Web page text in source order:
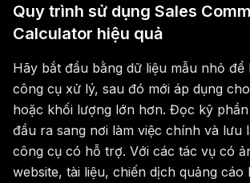
Quy trình sử dụng Sales
Calculator hiệu quả
Hãy bắt đầu bằng dữ liệu mẫu nhỏ để
công cụ xử lý, sau đó mới áp dụng
hoặc khối lượng lớn hơn. Đọc kỹ
đầu ra sang nơi làm việc chính và lưu
công cụ có hỗ trợ. Với các tác vụ có
website, tài liệu, chiến dịch quảng cáo